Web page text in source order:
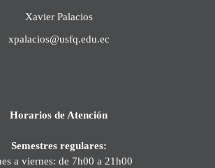
Xavier Palacios
xpalacios@usfq.edu.ec
Horarios de Atención
Semestres regulares:
a viernes: de 7h00 a 21h00